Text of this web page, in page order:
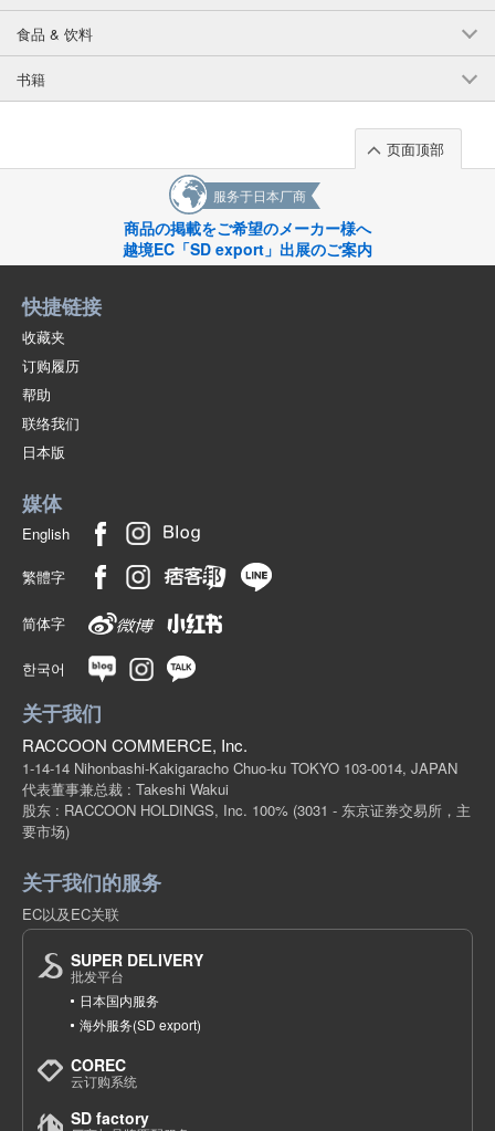
English
食品 & 饮料
书籍
页面顶部
服务于日本厂商
商品の掲載をご希望のメーカー様へ
越境EC「SD export」出展のご案内
快捷链接
收藏夹
订购履历
帮助
联络我们
日本版
媒体
English
繁體字
简体字
한국어
关于我们
RACCOON COMMERCE, Inc.
1-14-14 Nihonbashi-Kakigaracho Chuo-ku TOKYO 103-0014, JAPAN
代表董事兼总裁 : Takeshi Wakui
股东 : RACCOON HOLDINGS, Inc. 100% (3031 - 东京证券交易所，主
要市场)
关于我们的服务
EC以及EC关联
SUPER DELIVERY
批发平台
日本国内服务
海外服务(SD export)
COREC
云订购系统
SD factory